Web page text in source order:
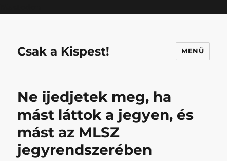
Csak a Kispest! MENÜ
Ne ijedjetek meg, ha
mást láttok a jegyen, és
mást az MLSZ
jegyrendszerében